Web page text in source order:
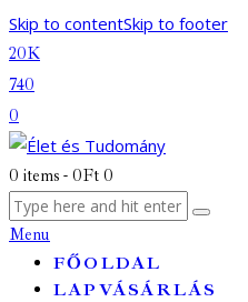
Skip to contentSkip to footer
20K
740
0
0 items - 0Ft 0
Menu
FŐOLDAL
LAPVÁSÁRLÁS